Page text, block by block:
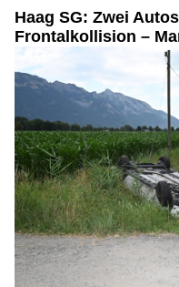
Haag SG: Zwei
Frontalkollision –